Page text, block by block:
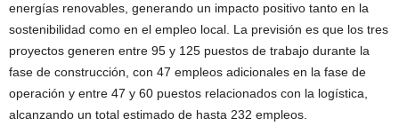
energías renovables, generando un impacto positivo tanto en la
sostenibilidad como en el empleo local. La previsión es que los tres
proyectos generen entre 95 y 125 puestos de trabajo durante la
fase de construcción, con 47 empleos adicionales en la fase de
operación y entre 47 y 60 puestos relacionados con la logística,
alcanzando un total estimado de hasta 232 empleos.